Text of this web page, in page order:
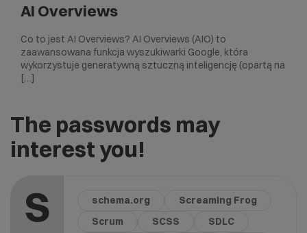
AI Overviews
Co to jest AI Overviews? AI Overviews (AIO) to
zaawansowana funkcja wyszukiwarki Google, która
wykorzystuje generatywną sztuczną inteligencję (opartą na
[…]
The passwords may
interest you!
S schema.org
Screaming Frog
Scrum
SCSS
SDLC